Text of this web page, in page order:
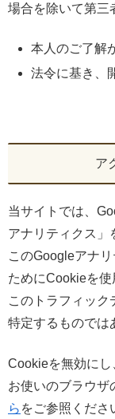
場合を除いて第三
本人のご了解
法令に基き、
ア
当サイトでは、
アナリティクス」
このGoogleアナ
ためにCookieを使
このトラフィック
特定するものでは
Cookieを無効にし
お使いのブラウザ
ら をご参照くださ